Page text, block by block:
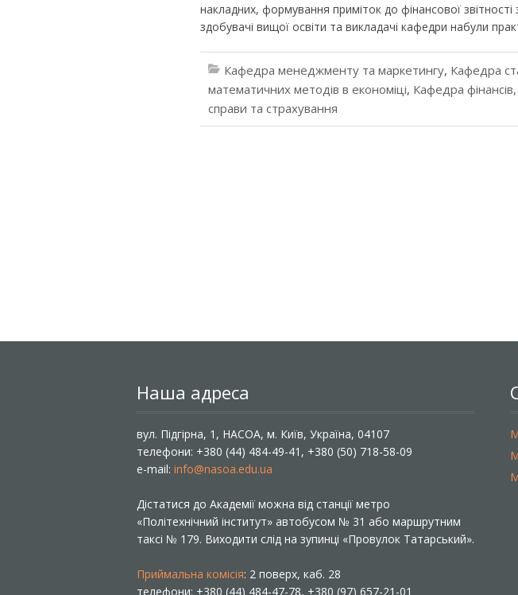
накладних, формування приміток до фінансової
здобувачі вищої освіти та викладачі кафедри набули
Кафедра менеджменту та маркетингу, Кафедра
математичних методів в економіці, Кафедра фінансів,
справи та страхування
Наша адреса
вул. Підгірна, 1, НАСОА, м. Київ, Україна, 04107
телефони: +380 (44) 484-49-41, +380 (50) 718-58-09
e-mail: info@nasoa.edu.ua
Дістатися до Академії можна від станції метро
«Політехнічний інститут» автобусом № 31 або маршрутним
таксі № 179. Виходити слід на зупинці «Провулок Татарський».
Приймальна комісія: 2 поверх, каб. 28
телефони: +380 (44) 484-47-78, +380 (97) 657-21-01